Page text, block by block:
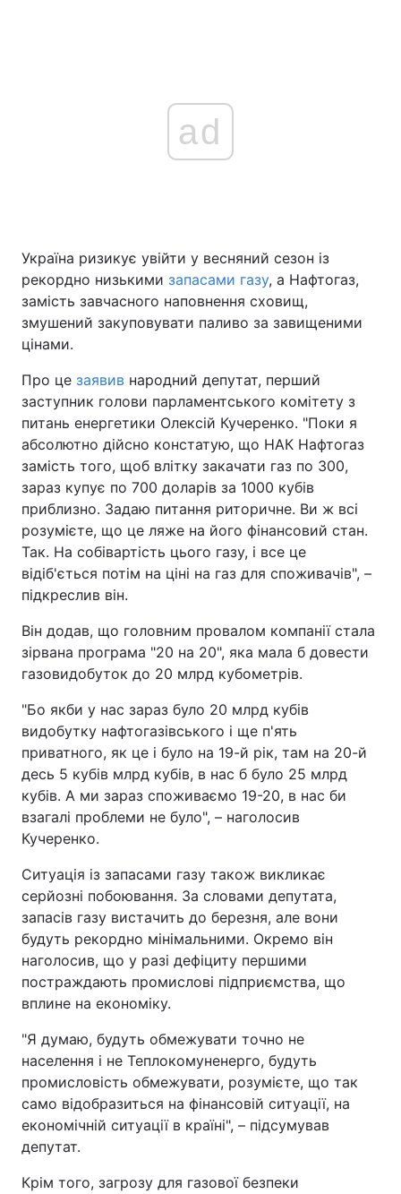
ad
Україна ризикує увійти у весняний сезон із
рекордно низькими запасами газу, а Нафтогаз,
замість завчасного наповнення сховищ,
змушений закуповувати паливо за завищеними
цінами.
Про це заявив народний депутат, перший
заступник голови парламентського комітету з
питань енергетики Олексій Кучеренко. "Поки я
абсолютно дійсно констатую, що НАК Нафтогаз
замість того, щоб влітку закачати газ по 300,
зараз купує по 700 доларів за 1000 кубів
приблизно. Задаю питання риторичне. Ви ж всі
розумієте, що це ляже на його фінансовий стан.
Так. На собівартість цього газу, і все це
відіб'ється потім на ціні на газ для споживачів", –
підкреслив він.
Він додав, що головним провалом компанії стала
зірвана програма "20 на 20", яка мала б довести
газовидобуток до 20 млрд кубометрів.
"Бо якби у нас зараз було 20 млрд кубів
видобутку нафтогазівського і ще п'ять
приватного, як це і було на 19-й рік, там на 20-й
десь 5 кубів млрд кубів, в нас б було 25 млрд
кубів. А ми зараз споживаємо 19-20, в нас би
взагалі проблеми не було", – наголосив
Кучеренко.
Ситуація із запасами газу також викликає
серйозні побоювання. За словами депутата,
запасів газу вистачить до березня, але вони
будуть рекордно мінімальними. Окремо він
наголосив, що у разі дефіциту першими
постраждають промислові підприємства, що
вплине на економіку.
"Я думаю, будуть обмежувати точно не
населення і не Теплокомуненерго, будуть
промисловість обмежувати, розумієте, що так
само відобразиться на фінансовій ситуації, на
економічній ситуації в країні", – підсумував
депутат.
Крім того, загрозу для газової безпеки